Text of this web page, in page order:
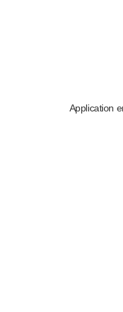
Application